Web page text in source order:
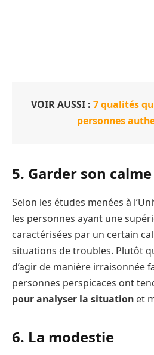
VOIR AUSSI : 7 qualités
personnes
5. Garder son calme
Selon les études menées à
les personnes ayant une
caractérisées par un certain
situations de troubles. Plutôt
d’agir de manière irraisonnée
personnes perspicaces ont
pour analyser la situation et
6. La modestie